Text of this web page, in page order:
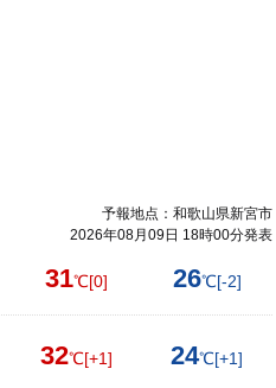
予報地点：和歌山県新宮市
2026年08月09日 18時00分発表
31℃[0] 26℃[-2]
32℃[+1] 24℃[+1]